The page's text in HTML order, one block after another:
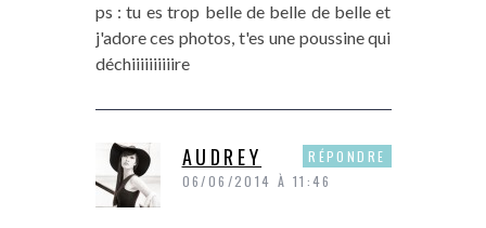
ps : tu es trop belle de belle de belle et
j'adore ces photos, t'es une poussine qui
déchiiiiiiiiiire
AUDREY
06/06/2014 À 11:46
RÉPONDRE